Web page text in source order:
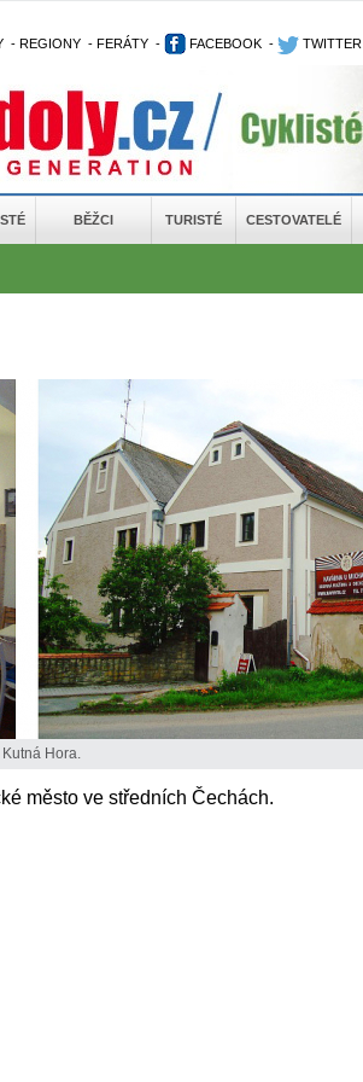
- REGIONY - FERÁTY - FACEBOOK - TWITTER
BĚŽCI TURISTÉ CESTOVATELÉ
Hora.
město ve středních Čechách.